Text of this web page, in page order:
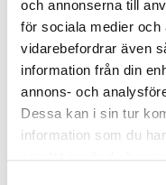
och annonserna till
för sociala medier
vidarebefordrar även
information från din
annons- och
Dessa kan i sin tur
information som du
Andra